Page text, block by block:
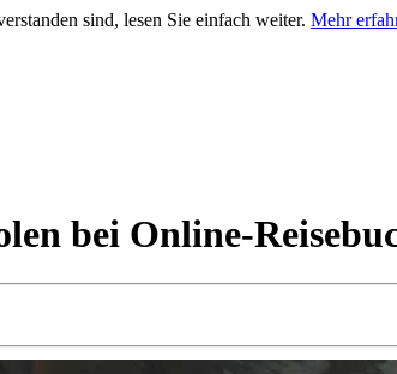
sind, lesen Sie einfach weiter. Mehr
bei Online-